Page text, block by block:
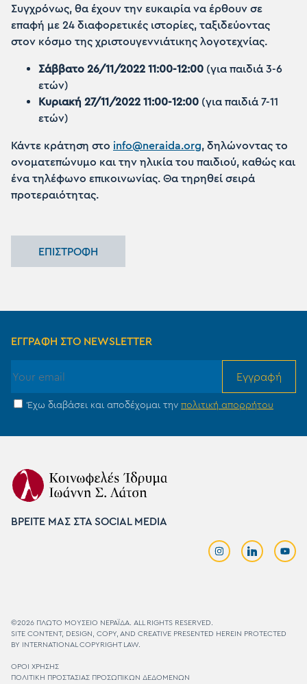
Συγχρόνως, θα έχουν την ευκαιρία να έρθουν σε
επαφή με 24 διαφορετικές ιστορίες, ταξιδεύοντας
στον κόσμο της χριστουγεννιάτικης λογοτεχνίας.
Σάββατο 26/11/2022 11:00-12:00 (για παιδιά 3-6
ετών)
Κυριακή 27/11/2022 11:00-12:00 (για παιδιά 7-11
ετών)
Κάντε κράτηση στο info@neraida.org , δηλώνοντας το
ονοματεπώνυμο και την ηλικία του παιδιού, καθώς και
ένα τηλέφωνο επικοινωνίας. Θα τηρηθεί σειρά
προτεραιότητας.
ΕΠΙΣΤΡΟΦΗ
ΕΓΓΡΑΦΗ ΣΤΟ NEWSLETTER
Εγγραφή
Έχω διαβάσει και αποδέχομαι την πολιτική απορρήτου
ΒΡΕΙΤΕ ΜΑΣ ΣΤΑ SOCIAL MEDIA
©2026 ΠΛΩΤΟ MΟΥΣΕΙΟ ΝΕΡΑΪΔΑ. ALL RIGHTS RESERVED.
SITE CONTENT, DESIGN, COPY, AND CREATIVE PRESENTED HEREIN PROTECTED
BY INTERNATIONAL COPYRIGHT LAW.
ΟΡΟΙ ΧΡΗΣΗΣ
ΠΟΛΙΤΙΚΗ ΠΡΟΣΤΑΣΙΑΣ ΠΡΟΣΩΠΙΚΩΝ ΔΕΔΟΜΕΝΩΝ